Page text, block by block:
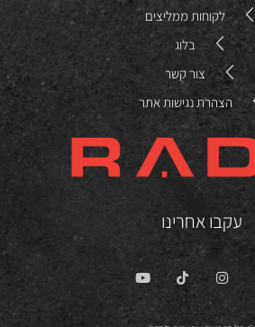
לקוחות ממליצים
בלוג
צור קשר
הצהרת נגישות אתר
עקבו אחרינו